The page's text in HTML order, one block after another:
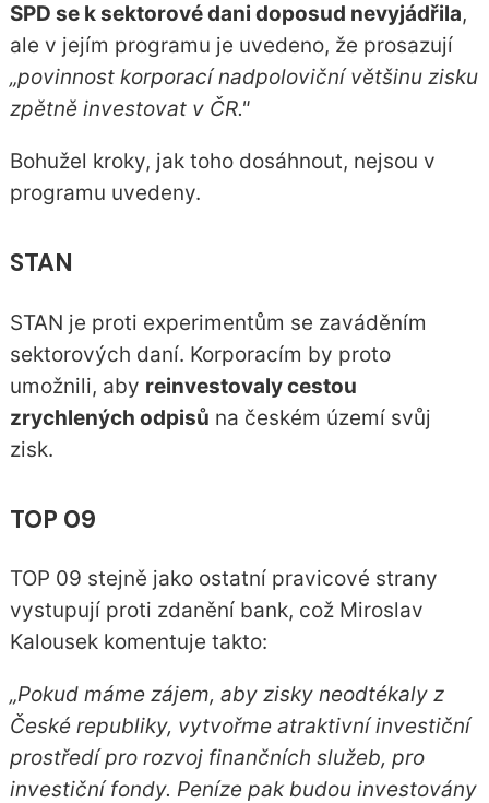
SPD se k sektorové dani doposud nevyjádřila,
ale v jejím programu je uvedeno, že prosazují
„povinnost korporací nadpoloviční většinu zisku
zpětně investovat v ČR."
Bohužel kroky, jak toho dosáhnout, nejsou v
programu uvedeny.
STAN
STAN je proti experimentům se zaváděním
sektorových daní. Korporacím by proto
umožnili, aby reinvestovaly cestou
zrychlených odpisů na českém území svůj
zisk.
TOP 09
TOP 09 stejně jako ostatní pravicové strany
vystupují proti zdanění bank, což Miroslav
Kalousek komentuje takto:
„Pokud máme zájem, aby zisky neodtékaly z
České republiky, vytvořme atraktivní investiční
prostředí pro rozvoj finančních služeb, pro
investiční fondy. Peníze pak budou investovány